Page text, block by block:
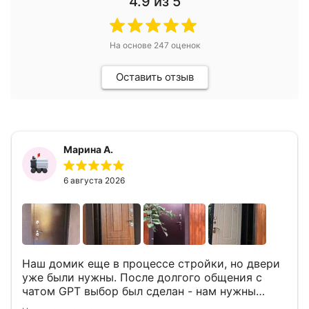
На основе 247 оценок
Оставить отзыв
Марина А.
6 августа 2026
Наш домик еще в процессе стройки, но двери
уже были нужны. После долгого общения с
чатом GPT выбор был сделан - нам нужны
двери Аргус Термо Композит, которые нашлись